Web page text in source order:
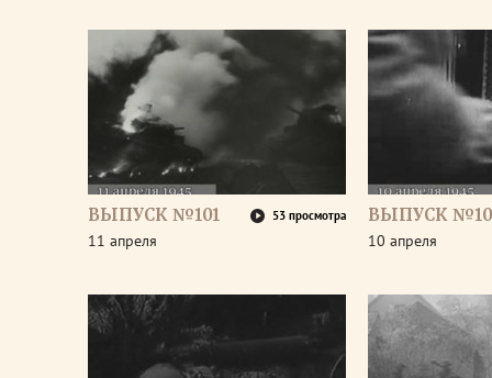
ВЫПУСК №101 53 просмотра
11 апреля
ВЫПУСК
10 апреля